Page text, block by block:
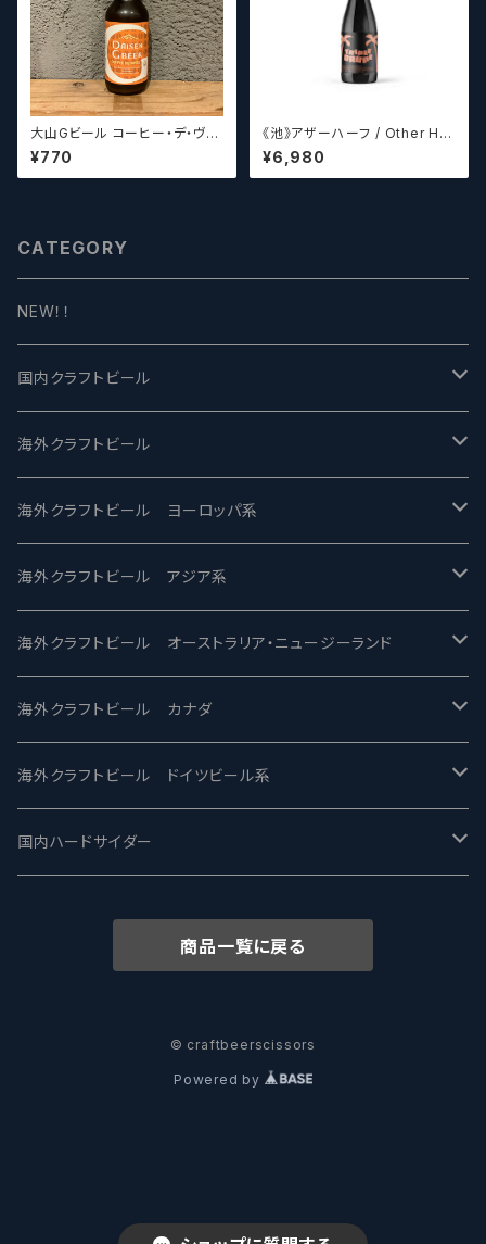
大山Gビール コーヒー・デ・ヴァ
イス【クラフトビール】
¥770
《池》アザーハーフ / Other Hal
f Brewing Triple Drupe【ク
ラフトビールシザーズ】
¥6,980
CATEGORY
NEW！！
国内クラフトビール
UCHU BREWING -うちゅうブルーイング
バテレ -VERTERE
2nd Story Ale Works -セカンドストーリー
ビアへるん - Beer Hearn
忽布古丹醸造 - HOP KOTAN
ワイマーケットブルーイング Y.Market Brewing
志賀高原ビール - SIGAKOGEN
箕面ビール - MINOH BEER
サンクトガーレン - Sankt Gallen
大山Gビール -Daisen G Beer
海外クラフトビール
Modern Times モダンタイムズ
Maui マウイ
Toppling Goliath トップリンゴライアス
Fair State フェアステイト
Lagunitas ラグニタス
FirestoneWalker ファイアストーン
Mikkeller ミッケラー
Hop Nation ホップネーション
Burley -バーリーオーク
海外クラフトビール ヨーロッパ系
UnBarred -アンバード
SAIREN /サイレン
ワイルドチャイルド - Wilde Child
BrewDog Brewery - ブリュードッグ
The Flying Inn / ザ フライイング イン
Lambiek Fabriek - ファブリーク
Sandford Orchards - オーチャード
海外クラフトビール アジア系
gweilo-鬼佬 グウァイロ
Heart Of Darkness - ハートオブダークネス
Carbon brews -カーボン
TAIHU - タイフー
Behemoth - ベヒーモス
海外クラフトビール オーストラリア・ニュージーランド
ROCKY RIDGE - ロッキーリッジ
BODRIGGY BREWING ボッドリッジー
CO-CONSPIRATORS コ・コンスピレーターズ
Deep Creek Brewing Co.
8 Wired エイトワイアード
Dainton デイントン
海外クラフトビール カナダ
Jackie O's ジャッキーオーズ
Westbrook ウェストブルック
Strathcona ストラスコナ
ODIN BREWING オディン
LTM レ トロワ ムスクテール
海外クラフトビール ドイツビール系
Karmeliten カーメリテン
Früh フリュー
国内ハードサイダー
商品一覧に戻る
© craftbeerscissors
Powered by